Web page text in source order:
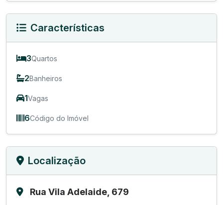
Características
3Quartos
2Banheiros
1Vagas
6Código do Imóvel
Localização
Rua Vila Adelaide, 679